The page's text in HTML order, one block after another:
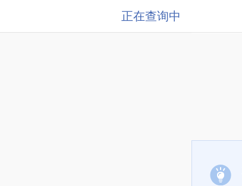
正在查询中